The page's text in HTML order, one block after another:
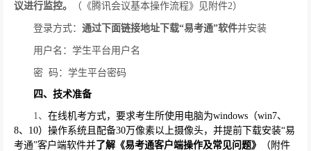
议进行监控。
（《腾讯会议基本操作流程》见附件2）
登录方式： 通过下面链接地址下载“易考通”软件并安装
用户名：学生平台用户名
密 码：学生平台密码
四、技术准备
1、 在线机考方式，要求考生所使用电脑为windows （win7、
8、 10）操作系统且配备30万像素以上摄像头，并提前下载安装“易
考通”客户端软件并 了解《易考通客户端操作及常见问题》
（附件